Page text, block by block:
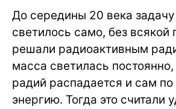
До середины 20 века
светилось само, без всякой
решали радиоактивным
масса светилась
радий распадается и сам по
энергию. Тогда это считали